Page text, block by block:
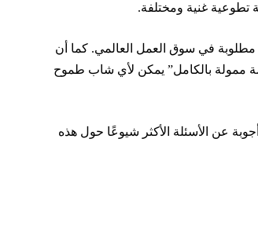
تطوعية غنية ومختلفة.
في سوق العمل العالمي. كما أن
ممولة بالكامل” يمكن لأي شاب طموح
عن الأسئلة الأكثر شيوعًا حول هذه